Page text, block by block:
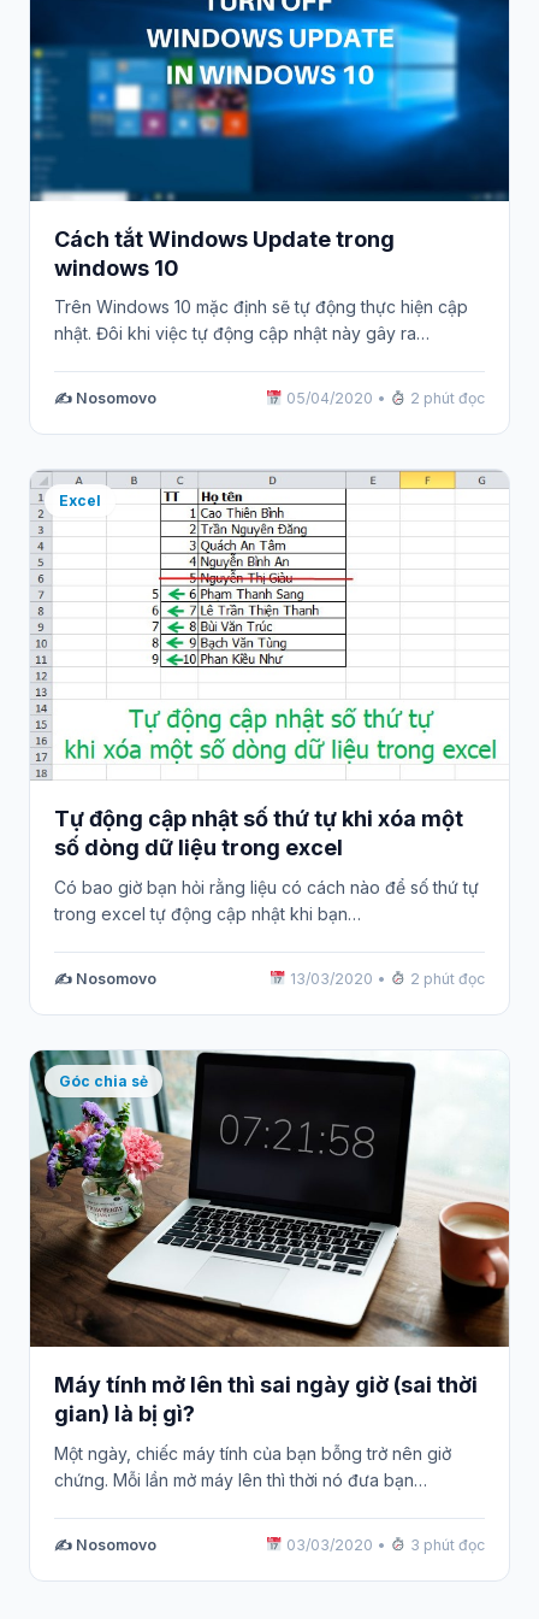
Cách tắt Windows Update trong
windows 10
Trên Windows 10 mặc định sẽ tự động thực hiện cập
nhật. Đôi khi việc tự động cập nhật này gây ra…
✍️ Nosomovo 05/04/2020 • 2 phút đọc
Excel
Tự động cập nhật số thứ tự khi xóa một
số dòng dữ liệu trong excel
Có bao giờ bạn hỏi rằng liệu có cách nào để số thứ tự
trong excel tự động cập nhật khi bạn…
✍️ Nosomovo 13/03/2020 • 2 phút đọc
Góc chia sẻ
Máy tính mở lên thì sai ngày giờ (sai thời
gian) là bị gì?
Một ngày, chiếc máy tính của bạn bỗng trở nên giở
chứng. Mỗi lần mở máy lên thì thời nó đưa bạn…
✍️ Nosomovo 03/03/2020 • 3 phút đọc